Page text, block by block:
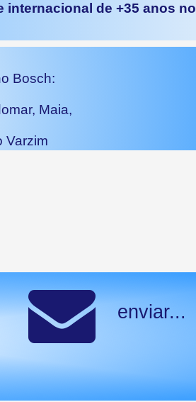
enviar...
Bosch:
Maia,
Varzim
de +35 anos no